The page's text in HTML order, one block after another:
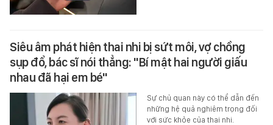
Siêu âm phát hiện thai nhi bị sứt môi, vợ chồng
sụp đổ, bác sĩ nói thẳng: "Bí mật hai người giấu
nhau đã hại em bé"
Sự chủ quan này có thể dẫn đến
những hệ quả nghiêm trọng đối
với sức khỏe của thai nhi.